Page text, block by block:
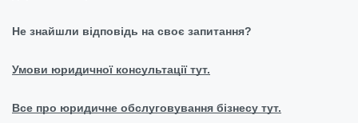
Не знайшли відповідь на своє запитання?
Умови юридичної консультації тут.
Все про юридичне обслуговування бізнесу тут.